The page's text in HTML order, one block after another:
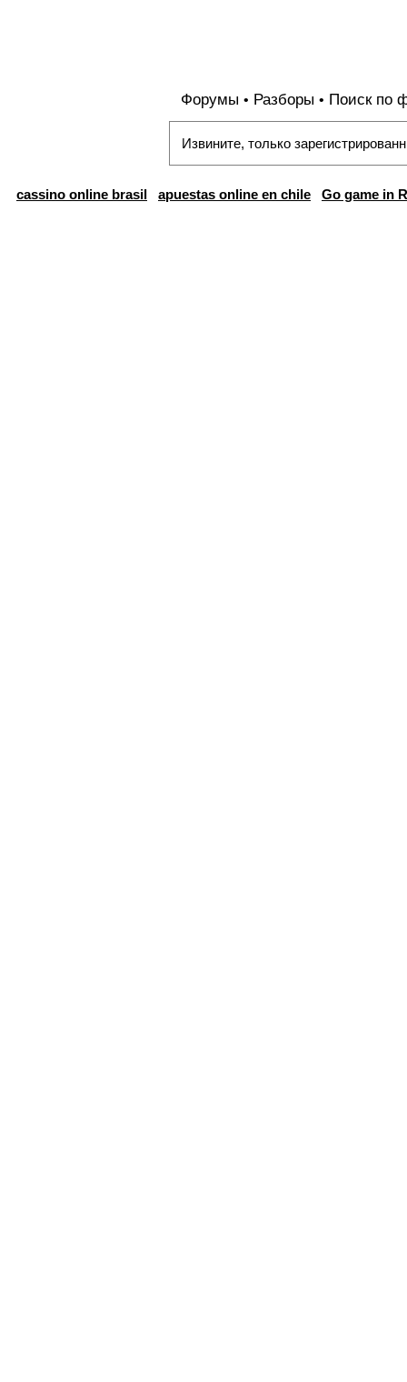
Форумы • Разборы • Поиск по
Извините, только
cassino online brasil apuestas online en chile Go game in